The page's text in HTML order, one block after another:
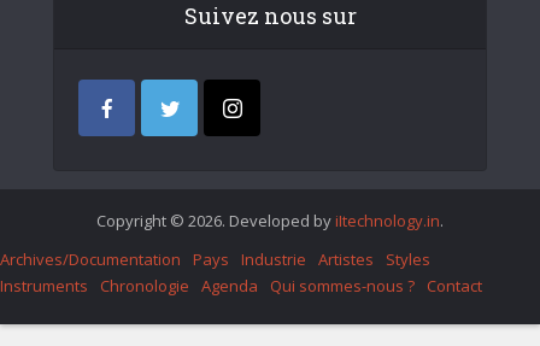
Suivez nous sur
Copyright © 2026. Developed by iItechnology.in.
Archives/Documentation
Pays Industrie Artistes
Styles
Instruments
Chronologie Agenda Qui sommes-nous ? Contact